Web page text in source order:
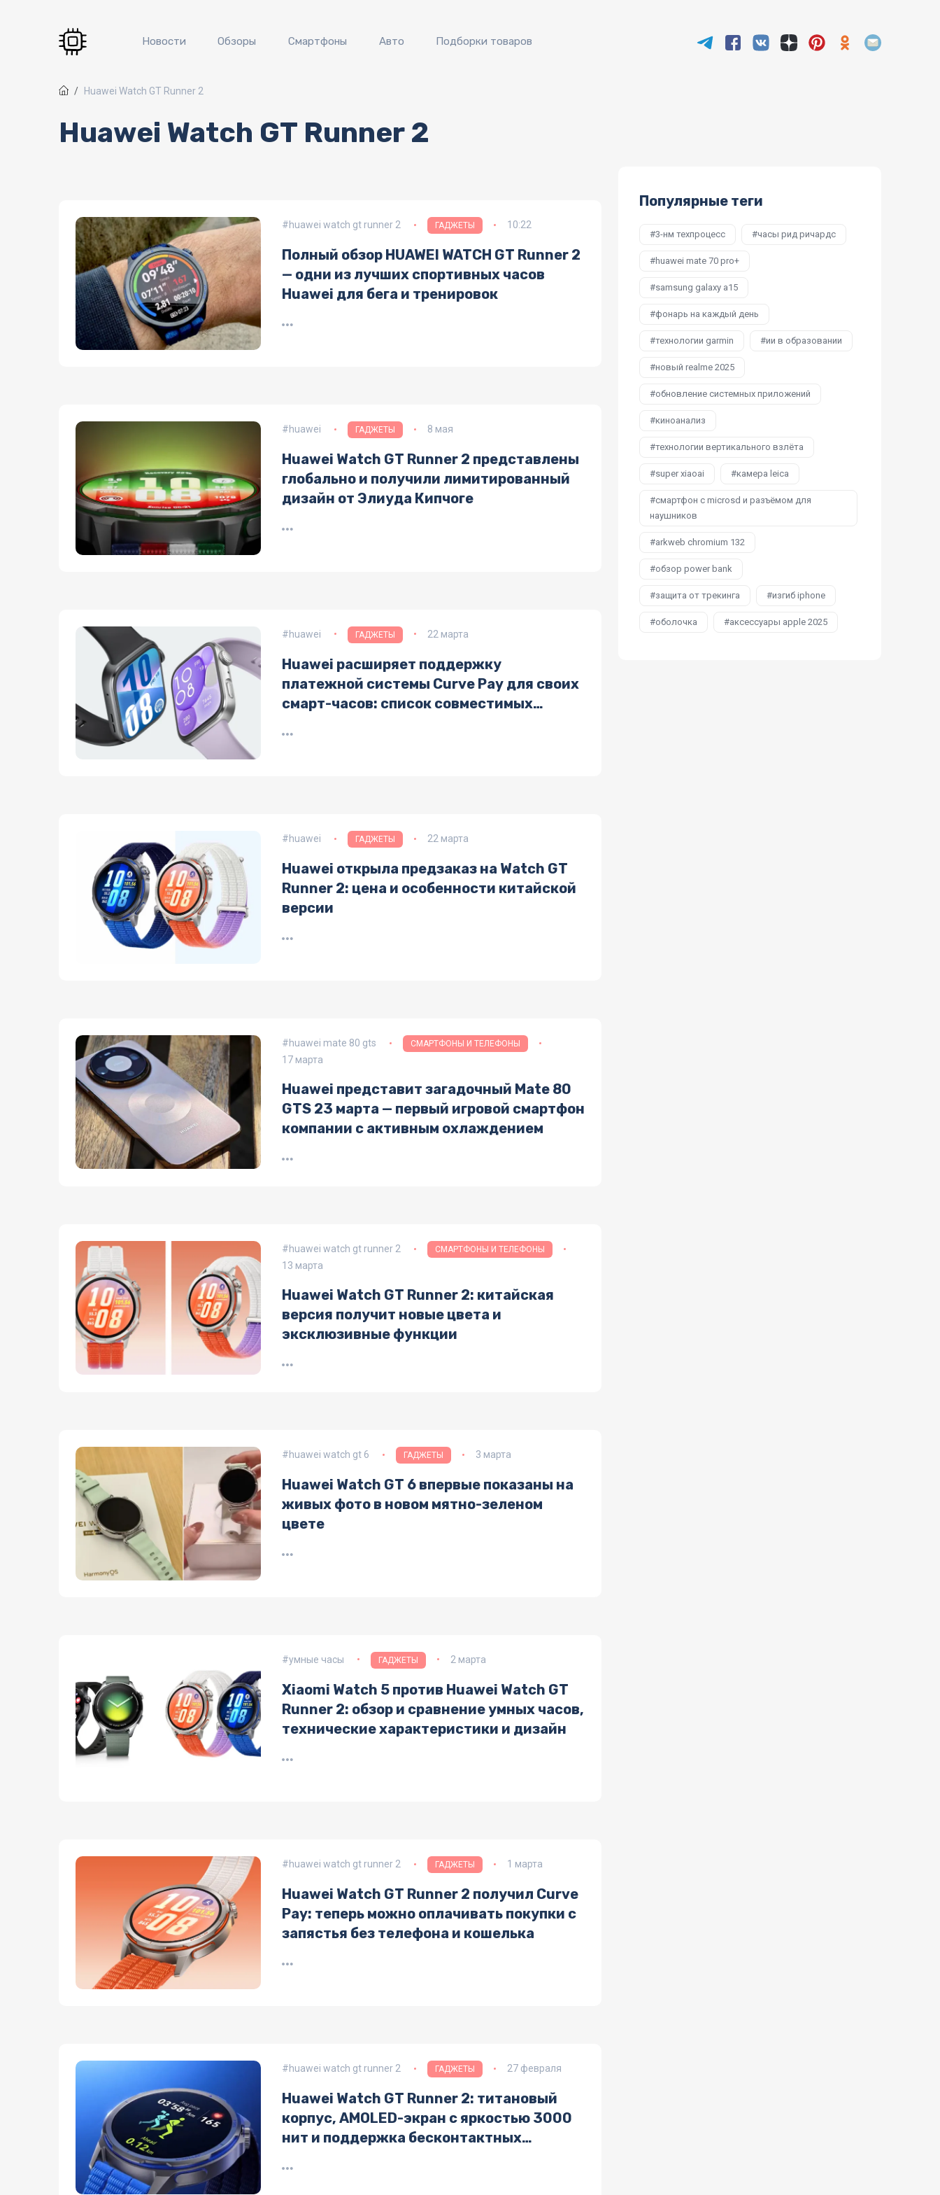
Новости Обзоры Смартфоны Авто Подборки товаров
Huawei Watch GT Runner 2
Huawei Watch GT Runner 2
huawei watch gt runner 2 ГАДЖЕТЫ 10:22
Полный обзор HUAWEI WATCH GT Runner 2
— одни из лучших спортивных часов
Huawei для бега и тренировок
huawei ГАДЖЕТЫ 8 мая
Huawei Watch GT Runner 2 представлены
глобально и получили лимитированный
дизайн от Элиуда Кипчоге
huawei ГАДЖЕТЫ 22 марта
Huawei расширяет поддержку
платежной системы Curve Pay для своих
смарт-часов: список совместимых
huawei ГАДЖЕТЫ 22 марта
Huawei открыла предзаказ на Watch GT
Runner 2: цена и особенности китайской
версии
huawei mate 80 gts СМАРТФОНЫ И ТЕЛЕФОНЫ
17 марта
Huawei представит загадочный Mate 80
GTS 23 марта — первый игровой смартфон
компании с активным охлаждением
huawei watch gt runner 2 СМАРТФОНЫ И ТЕЛЕФОНЫ
13 марта
Huawei Watch GT Runner 2: китайская
версия получит новые цвета и
эксклюзивные функции
huawei watch gt 6 ГАДЖЕТЫ 3 марта
Huawei Watch GT 6 впервые показаны на
живых фото в новом мятно-зеленом
цвете
умные часы ГАДЖЕТЫ 2 марта
Xiaomi Watch 5 против Huawei Watch GT
Runner 2: обзор и сравнение умных часов,
технические характеристики и дизайн
huawei watch gt runner 2 ГАДЖЕТЫ 1 марта
Huawei Watch GT Runner 2 получил Curve
Pay: теперь можно оплачивать покупки с
запястья без телефона и кошелька
huawei watch gt runner 2 ГАДЖЕТЫ 27 февраля
Huawei Watch GT Runner 2: титановый
корпус, AMOLED-экран с яркостью 3000
нит и поддержка бесконтактных
Популярные теги
3-нм техпроцесс часы рид ричардс
huawei mate 70 pro+
samsung galaxy a15
фонарь на каждый день
технологии garmin ии в образовании
новый realme 2025
обновление системных приложений
киноанализ
технологии вертикального взлёта
super xiaoai камера leica
смартфон с microsd и разъёмом для
наушников
arkweb chromium 132
обзор power bank
защита от трекинга изгиб iphone
оболочка аксессуары apple 2025